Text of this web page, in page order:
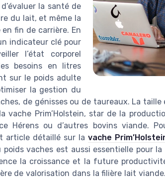
la santé de
du lait, et même la
fin de carrière. En
indicateur clé pour
l’état corporel
besoins en litres
sur le poids adulte
la gestion du
de génisses ou de taureaux. La
vache Prim’Holstein, star de la
Hérens ou d’autres bovins viande.
article détaillé sur la vache
poids vaches est aussi essentielle pour
la croissance et la future
de valorisation dans la filière lait